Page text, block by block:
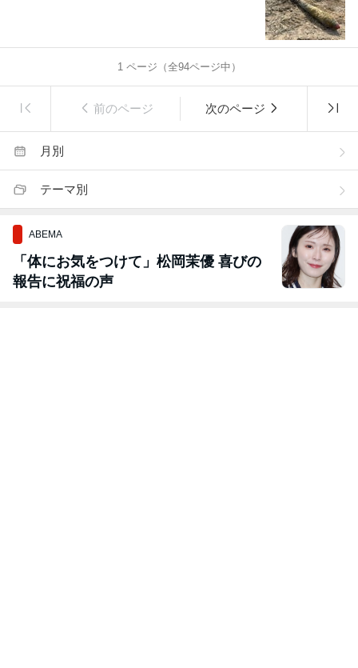
1ページ（全94ページ中）
前のページ 次のページ
月別
テーマ別
ABEMA
「体にお気をつけて」松岡茉優 喜びの
報告に祝福の声